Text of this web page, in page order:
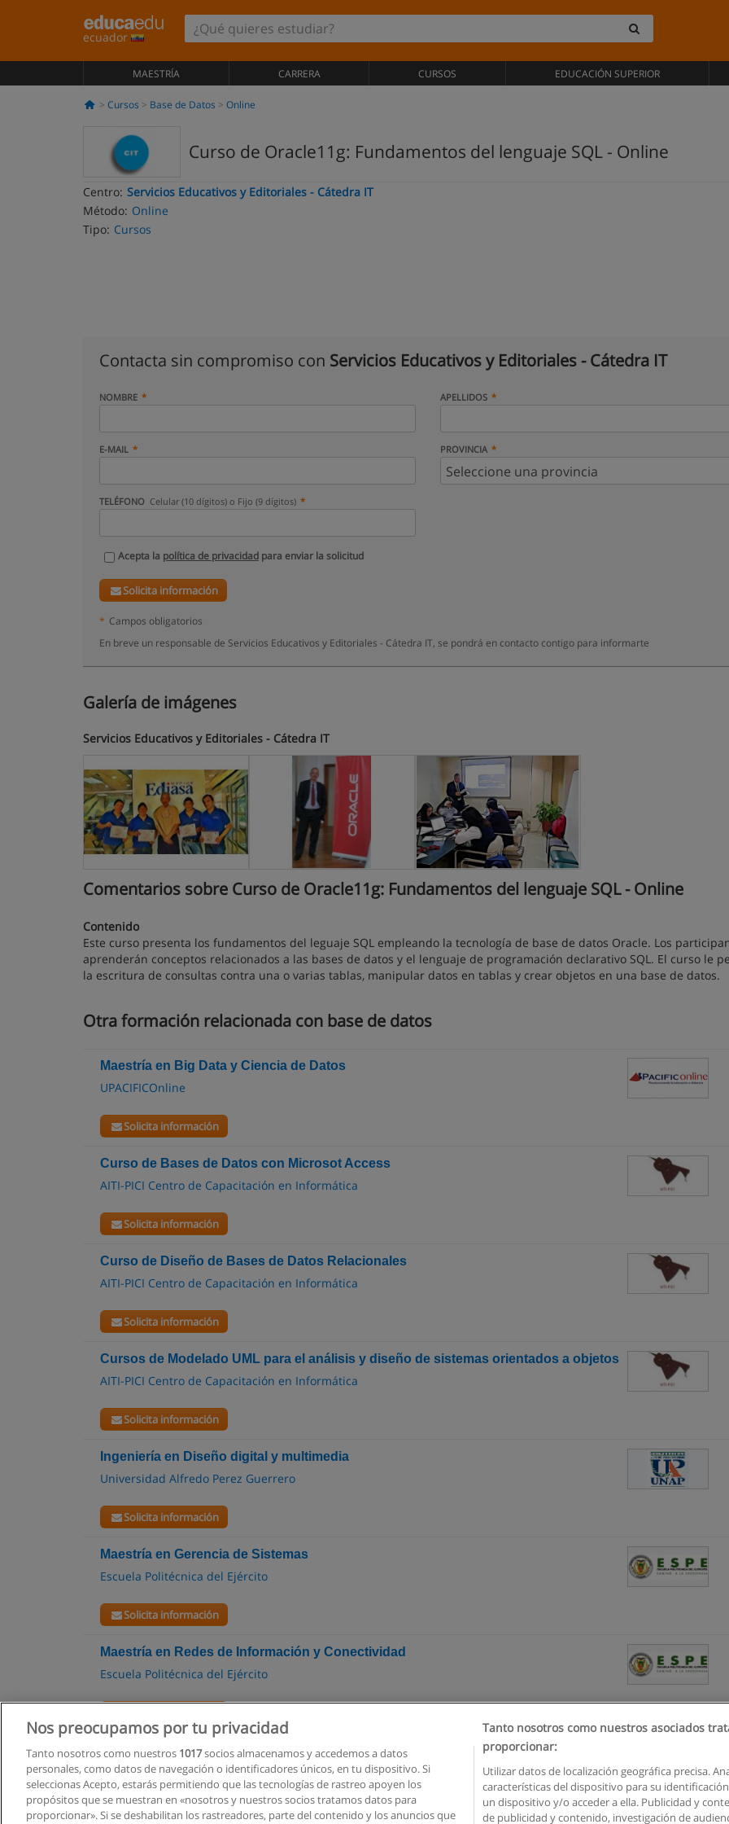
ecuador
MAESTRÍA CARRERA CURSOS EDUCACIÓN SUPERIOR
Cursos Base de Datos Online
Curso de Oracle11g: Fundamentos del lenguaje SQL - Online
Centro: Servicios Educativos y Editoriales - Cátedra IT
Método: Online
Tipo: Cursos
Contacta sin compromiso con Servicios Educativos y Editoriales - Cátedra IT
NOMBRE APELLIDOS
E-MAIL PROVINCIA
TELÉFONO Celular (10 dígitos) o Fijo (9 dígitos)
Acepta la política de privacidad para enviar la solicitud
Solicita información
* Campos obligatorios
En breve un responsable de Servicios Educativos y Editoriales - Cátedra IT, se pondrá en contacto contigo para informarte
Galería de imágenes
Servicios Educativos y Editoriales - Cátedra IT
Comentarios sobre Curso de Oracle11g: Fundamentos del lenguaje SQL - Online
Contenido
Este curso presenta los fundamentos del leguaje SQL empleando la tecnología de base de datos Oracle. Los
aprenderán conceptos relacionados a las bases de datos y el lenguaje de programación declarativo SQL. El curso le
la escritura de consultas contra una o varias tablas, manipular datos en tablas y crear objetos en una base de datos.
Otra formación relacionada con base de datos
Maestría en Big Data y Ciencia de Datos
UPACIFICOnline
Solicita información
Curso de Bases de Datos con Microsot Access
AITI-PICI Centro de Capacitación en Informática
Solicita información
Curso de Diseño de Bases de Datos Relacionales
AITI-PICI Centro de Capacitación en Informática
Solicita información
Cursos de Modelado UML para el análisis y diseño de sistemas orientados a objetos
AITI-PICI Centro de Capacitación en Informática
Solicita información
Ingeniería en Diseño digital y multimedia
Universidad Alfredo Perez Guerrero
Solicita información
Maestría en Gerencia de Sistemas
Escuela Politécnica del Ejército
Solicita información
Maestría en Redes de Información y Conectividad
Escuela Politécnica del Ejército
Reglas de uso Privacidad de datos Contactar con Educaedu
Nos preocupamos por tu privacidad
Tanto nosotros como nuestros 1017socios almacenamos y accedemos a datos
personales, como datos de navegación o identificadores únicos, en tu dispositivo. Si
seleccionas Acepto, estarás permitiendo que las tecnologías de rastreo apoyen los
propósitos que se muestran en «nosotros y nuestros socios tratamos datos para
proporcionar». Si se deshabilitan los rastreadores, parte del contenido y los anuncios que
Tanto nosotros como nuestros asociados
proporcionar:
Utilizar datos de localización geográfica precisa.
características del dispositivo para su
un dispositivo y/o acceder a ella. Publicidad y
de publicidad y contenido, investigación de